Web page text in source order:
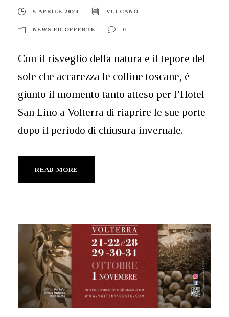
5 APRILE 2024 VULCANO
NEWS ED OFFERTE 0
Con il risveglio della natura e il tepore del
sole che accarezza le colline toscane, è
giunto il momento tanto atteso per l’Hotel
San Lino a Volterra di riaprire le sue porte
dopo il periodo di chiusura invernale.
READ MORE